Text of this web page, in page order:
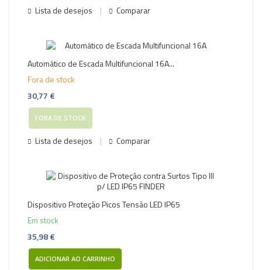
Lista de desejos Comparar
Automático de Escada Multifuncional 16A...
Fora de stock
30,77 €
FORA DE STOCK
Lista de desejos Comparar
Dispositivo Proteção Picos Tensão LED IP65
Em stock
35,98 €
ADICIONAR AO CARRINHO